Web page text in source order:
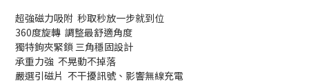
超強磁力吸附  秒取秒放一步就到位
360度旋轉  調整最舒適角度
獨特鉤夾緊鎖 三角穩固設計
承重力強  不晃動不掉落
嚴選引磁片  不干擾訊號、影響無線充電